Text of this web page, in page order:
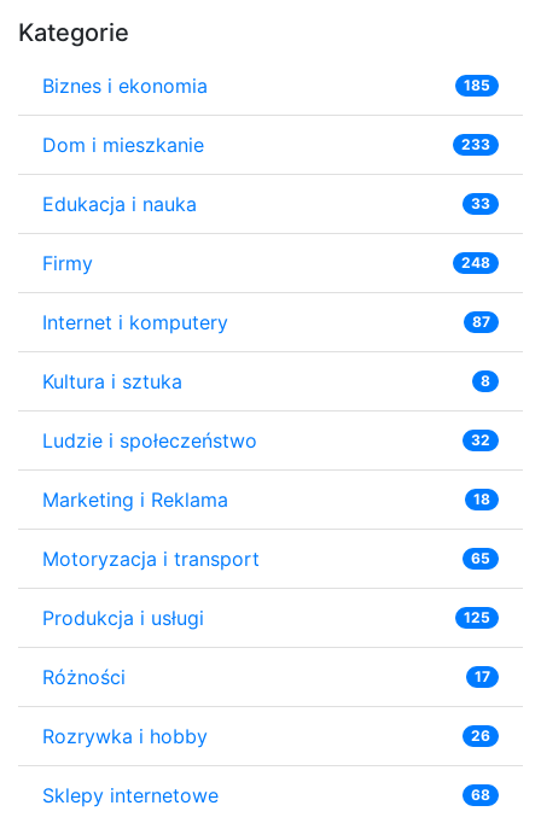
Kategorie
Biznes i ekonomia 185
Dom i mieszkanie 233
Edukacja i nauka 33
Firmy 248
Internet i komputery 87
Kultura i sztuka 8
Ludzie i społeczeństwo 32
Marketing i Reklama 18
Motoryzacja i transport 65
Produkcja i usługi 125
Różności 17
Rozrywka i hobby 26
Sklepy internetowe 68